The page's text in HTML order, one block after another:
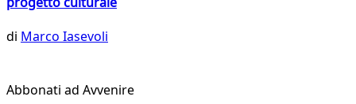
di Marco Iasevoli
Abbonati ad Avvenire